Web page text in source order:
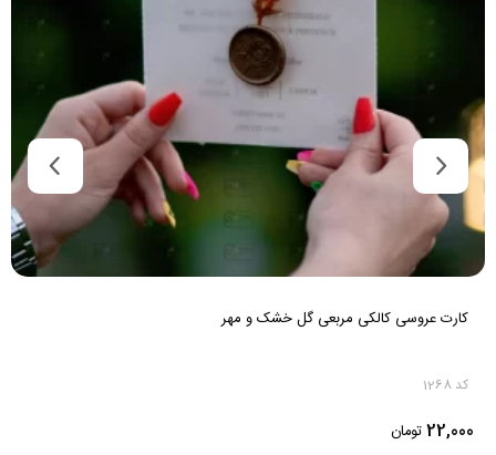
کارت عروسی کالکی مربعی گل خشک و مهر
کد 1268
تومان22,000